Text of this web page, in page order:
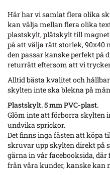
Här har vi samlat flera olika
kan välja mellan flera olika
plastskylt, plåtskylt till
på att välja rätt storlek, 90x40
den passar kanske perfekt på
returrätt eftersom att vi
Alltid bästa kvalitet och
skylten inte ska blekna på
Plastskylt. 5 mm PVC-plast.
Glöm inte att förborra skylten
undvika sprickor.
Det finns inga fästen att köpa
skruvar upp skylten direkt på
gärna in vår facebooksida,
från våra kunder, kanske kan